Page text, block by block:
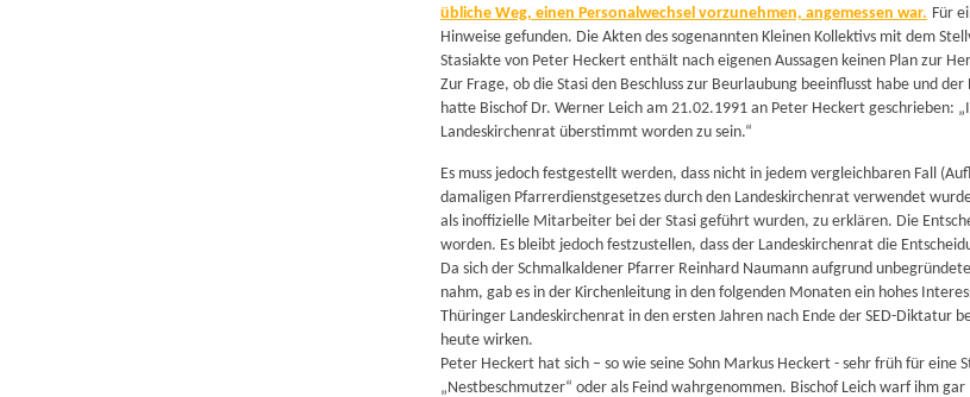
übliche Weg, einen Personalwechsel vorzunehmen, angemessen war. Für
Hinweise gefunden. Die Akten des sogenannten Kleinen Kollektivs mit dem
Stasiakte von Peter Heckert enthält nach eigenen Aussagen keinen Plan zur
Zur Frage, ob die Stasi den Beschluss zur Beurlaubung beeinflusst habe und
hatte Bischof Dr. Werner Leich am 21.02.1991 an Peter Heckert geschrieben:
Landeskirchenrat überstimmt worden zu sein.“
Es muss jedoch festgestellt werden, dass nicht in jedem vergleichbaren Fall
damaligen Pfarrerdienstgesetzes durch den Landeskirchenrat verwendet
als inoffizielle Mitarbeiter bei der Stasi geführt wurden, zu erklären. Die
worden. Es bleibt jedoch festzustellen, dass der Landeskirchenrat die
Da sich der Schmalkaldener Pfarrer Reinhard Naumann aufgrund
nahm, gab es in der Kirchenleitung in den folgenden Monaten ein hohes
Thüringer Landeskirchenrat in den ersten Jahren nach Ende der SED-Diktatur
heute wirken.
Peter Heckert hat sich – so wie seine Sohn Markus Heckert - sehr früh für
„Nestbeschmutzer“ oder als Feind wahrgenommen. Bischof Leich warf ihm